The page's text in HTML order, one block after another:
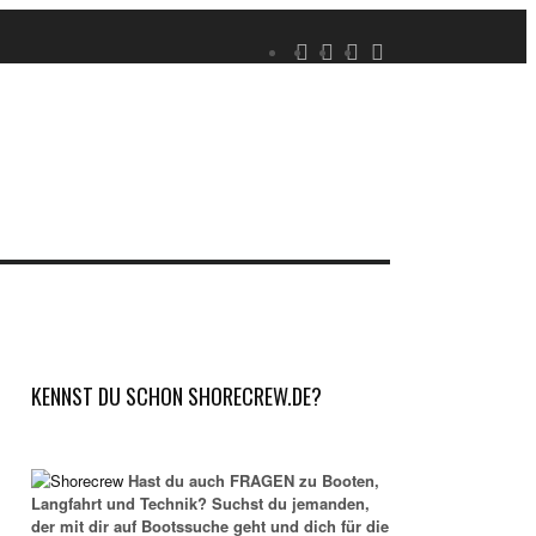
KENNST DU SCHON SHORECREW.DE?
Hast du auch FRAGEN zu Booten,
Langfahrt und Technik? Suchst du jemanden,
der mit dir auf Bootssuche geht und dich für die